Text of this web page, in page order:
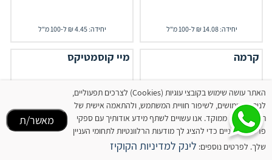
יחידה: 14.08 ₪ ל-100 מ"ל יחידה: 4.45 ₪ ל-100 מ"ל
קרמה מיי קוסמטיקס
האתר עושה שימוש בקובצי עוגיות (Cookies) לצרכים תפעוליים,
לניתוח שימושים, לשיפור חוויית המשתמש, ולהתאמה אישית של
תוכן ופרסום ממוקד. אנו עשויים לשתף מידע אודותיך עם ספקי
פרסום חיצוניים כדי להציג לך מודעות הרלוונטיות לתחומי העניין
שלך. לפרטים נוספים: לינק למדיניות הקוקיז
מאשר/ת